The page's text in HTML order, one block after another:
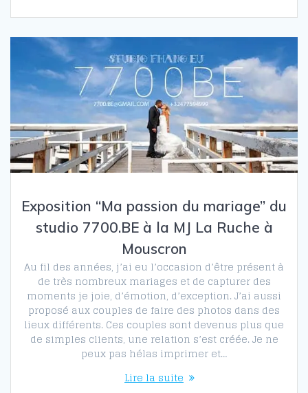
Exposition “Ma passion du mariage” du
studio 7700.BE à la MJ La Ruche à
Mouscron
Au fil des années, j’ai eu l’occasion d’être présent à
de très nombreux mariages et de capturer des
moments je joie, d’émotion, d’exception. J’ai aussi
proposé aux couples de faire des photos dans des
lieux différents. Ces couples sont devenus plus que
de simples clients, une relation s’est créée. Je ne
peux pas hélas imprimer et…
Lire la suite